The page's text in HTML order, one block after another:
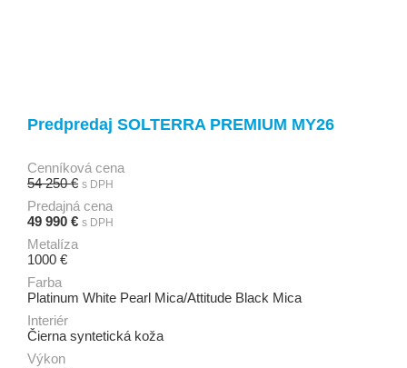
Predpredaj SOLTERRA PREMIUM MY26
Cenníková cena
54 250 € s DPH
Predajná cena
49 990 € s DPH
Metalíza
1000 €
Farba
Platinum White Pearl Mica/Attitude Black Mica
Interiér
Čierna syntetická koža
Výkon